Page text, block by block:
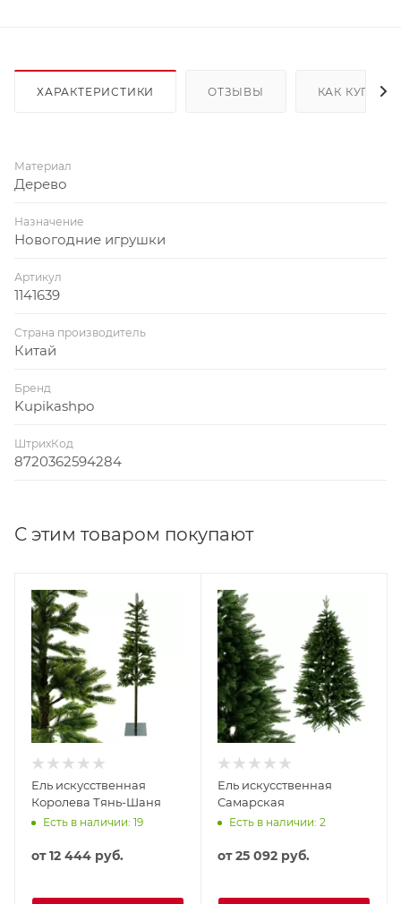
ХАРАКТЕРИСТИКИ ОТЗЫВЫ КАК КУПИТЬ
Материал
Дерево
Назначение
Новогодние игрушки
Артикул
1141639
Страна производитель
Китай
Бренд
Kupikashpo
ШтрихКод
8720362594284
С этим товаром покупают
Ель искусственная
Королева Тянь-Шаня
Есть в наличии: 19
от12 444 руб.
Ель искусственная
Самарская
Есть в наличии: 2
от25 092 руб.